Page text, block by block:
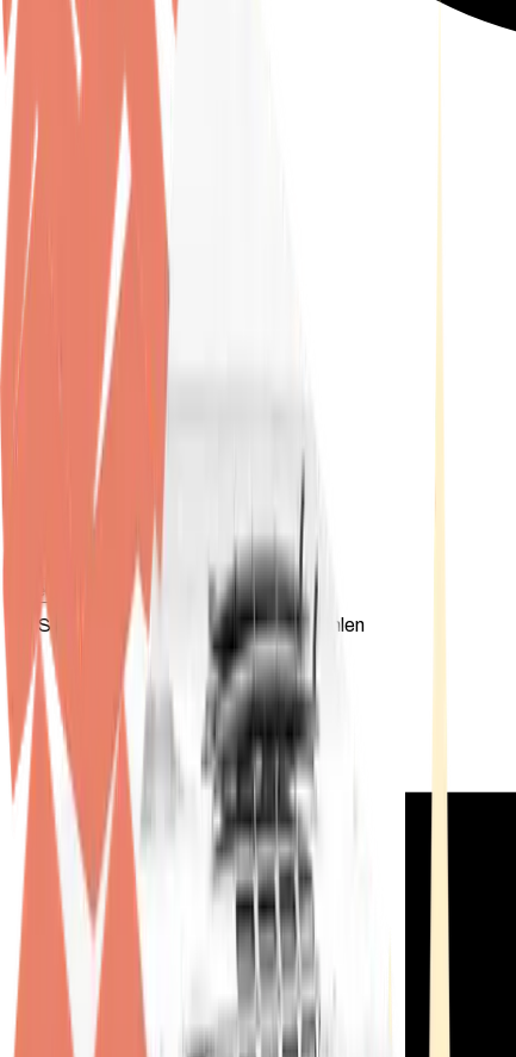
Standort wählen Versandart wählen